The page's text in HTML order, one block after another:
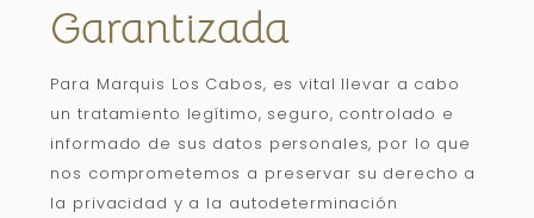
Garantizada
Para Marquis Los Cabos, es vital llevar a cabo
un tratamiento legítimo, seguro, controlado e
informado de sus datos personales, por lo que
nos comprometemos a preservar su derecho a
la privacidad y a la autodeterminación